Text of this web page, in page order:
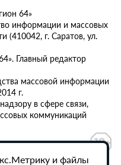
64»
информации и массовых
(410042, г. Саратов, ул.
Главный редактор
массовой информации
г.
в сфере связи,
коммуникаций
данных
и файлы